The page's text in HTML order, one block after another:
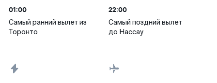
01:00
Самый ранний вылет из
Торонто
22:00
Самый поздний вылет
до Нассау